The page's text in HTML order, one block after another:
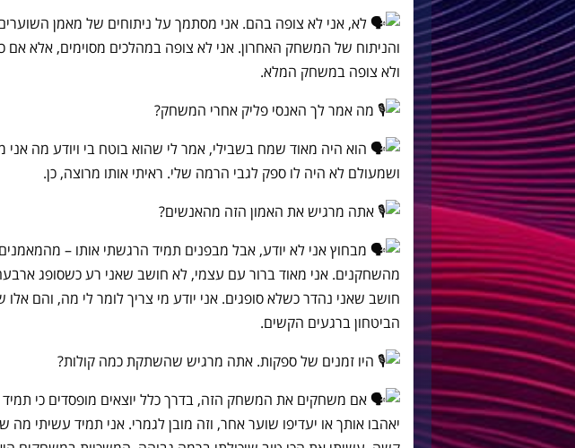
לא, אני לא צופה בהם. אני מסתמך על ניתוחים של מאמן
והניתוח של המשחק האחרון. אני לא צופה במהלכים מסוימים, אלא אם
ולא צופה במשחק המלא.
מה אמר לך האנסי פליק אחרי המשחק?
הוא היה מאוד שמח בשבילי, אמר לי שהוא בוטח בי ויודע מה אני
ושמעולם לא היה לו ספק לגבי הרמה שלי. ראיתי אותו מרוצה, כן.
אתה מרגיש את האמון הזה מהאנשים?
מבחוץ אני לא יודע, אבל מבפנים תמיד הרגשתי אותו –
מהשחקנים. אני מאוד ברור עם עצמי, לא חושב שאני רע כשסופג
חושב שאני נהדר כשלא סופגים. אני יודע מי צריך לומר לי מה, והם אלו
הביטחון ברגעים הקשים.
היו זמנים של ספקות. אתה מרגיש שהשתקת כמה קולות?
אם משחקים את המשחק הזה, בדרך כלל יוצאים מופסדים כי תמיד
יאהבו אותך או יעדיפו שוער אחר, וזה מובן לגמרי. אני תמיד עשיתי מה